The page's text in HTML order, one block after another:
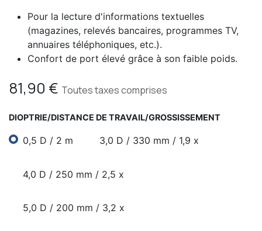
Pour la lecture d'informations textuelles
(magazines, relevés bancaires, programmes TV,
annuaires téléphoniques, etc.).
Confort de port élevé grâce à son faible poids.
81,90 € Toutes taxes comprises
DIOPTRIE/DISTANCE DE TRAVAIL/GROSSISSEMENT
0,5 D / 2 m 3,0 D / 330 mm / 1,9 x
4,0 D / 250 mm / 2,5 x
5,0 D / 200 mm / 3,2 x